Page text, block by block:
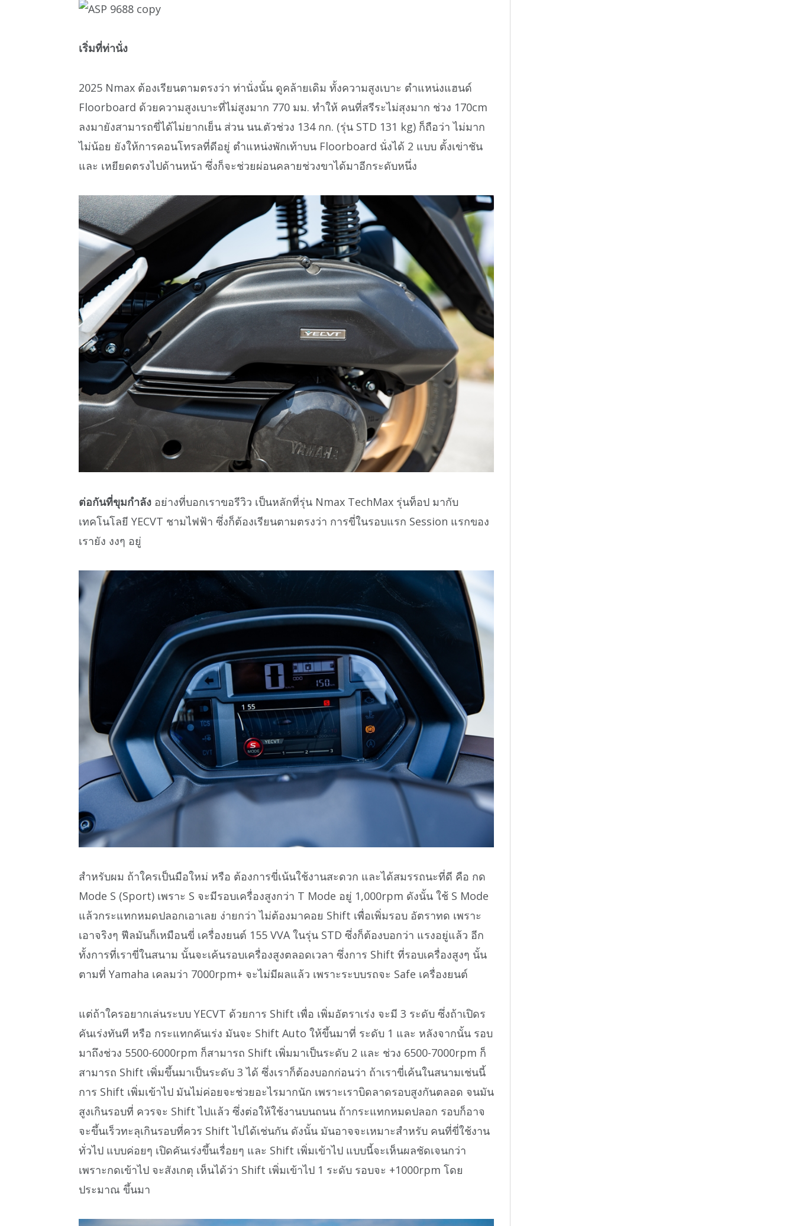
เริ่มที่ท่านั่ง
2025 Nmax ต้องเรียนตามตรงว่า ท่านั่งนั้น ดูคล้ายเดิม ทั้งความสูงเบาะ ตำแหน่งแฮนด์
Floorboard ด้วยความสูงเบาะที่ไม่สูงมาก 770 มม. ทำให้ คนที่สรีระไม่สุงมาก ช่วง 170cm
ลงมายังสามารถขี่ได้ไม่ยากเย็น ส่วน นน.ตัวช่วง 134 กก. (รุ่น STD 131 kg) ก็ถือว่า ไม่มาก
ไม่น้อย ยังให้การคอนโทรลที่ดีอยู่ ตำแหน่งพักเท้าบน Floorboard นั่งได้ 2 แบบ ตั้งเข่าชัน
และ เหยียดตรงไปด้านหน้า ซึ่งก็จะช่วยผ่อนคลายช่วงขาได้มาอีกระดับหนึ่ง
ต่อกันที่ขุมกำลัง อย่างที่บอกเราขอรีวิว เป็นหลักที่รุ่น Nmax TechMax รุ่นท็อป มากับ
เทคโนโลยี YECVT ชามไฟฟ้า ซึ่งก็ต้องเรียนตามตรงว่า การขี่ในรอบแรก Session แรกของ
เรายัง งงๆ อยู่
สำหรับผม ถ้าใครเป็นมือใหม่ หรือ ต้องการขี่เน้นใช้งานสะดวก และได้สมรรถนะที่ดี คือ กด
Mode S (Sport) เพราะ S จะมีรอบเครื่องสูงกว่า T Mode อยู่ 1,000rpm ดังนั้น ใช้ S Mode
แล้วกระแทกหมดปลอกเอาเลย ง่ายกว่า ไม่ต้องมาคอย Shift เพื่อเพิ่มรอบ อัตราทด เพราะ
เอาจริงๆ ฟีลมันก็เหมือนขี่ เครื่องยนต์ 155 VVA ในรุ่น STD ซึ่งก็ต้องบอกว่า แรงอยู่แล้ว อีก
ทั้งการที่เราขี่ในสนาม นั้นจะเค้นรอบเครื่องสูงตลอดเวลา ซึ่งการ Shift ที่รอบเครื่องสูงๆ นั้น
ตามที่ Yamaha เคลมว่า 7000rpm+ จะไม่มีผลแล้ว เพราะระบบรถจะ Safe เครื่องยนต์
แต่ถ้าใครอยากเล่นระบบ YECVT ด้วยการ Shift เพื่อ เพิ่มอัตราเร่ง จะมี 3 ระดับ ซึ่งถ้าเปิดร
คันเร่งทันที หรือ กระแทกคันเร่ง มันจะ Shift Auto ให้ขึ้นมาที่ ระดับ 1 และ หลังจากนั้น รอบ
มาถึงช่วง 5500-6000rpm ก็สามารถ Shift เพิ่มมาเป็นระดับ 2 และ ช่วง 6500-7000rpm ก็
สามารถ Shift เพิ่มขึ้นมาเป็นระดับ 3 ได้ ซึ่งเราก็ต้องบอกก่อนว่า ถ้าเราขี่เค้นในสนามเช่นนี้
การ Shift เพิ่มเข้าไป มันไม่ค่อยจะช่วยอะไรมากนัก เพราะเราบิดลาดรอบสูงกันตลอด จนมัน
สูงเกินรอบที่ ควรจะ Shift ไปแล้ว ซึ่งต่อให้ใช้งานบนถนน ถ้ากระแทกหมดปลอก รอบก็อาจ
จะขึ้นเร็วทะลุเกินรอบที่ควร Shift ไปได้เช่นกัน ดังนั้น มันอาจจะเหมาะสำหรับ คนที่ขี่ใช้งาน
ทั่วไป แบบค่อยๆ เปิดคันเร่งขึ้นเรื่อยๆ และ Shift เพิ่มเข้าไป แบบนี้จะเห็นผลชัดเจนกว่า
เพราะกดเข้าไป จะสังเกตุ เห็นได้ว่า Shift เพิ่มเข้าไป 1 ระดับ รอบจะ +1000rpm โดย
ประมาณ ขึ้นมา